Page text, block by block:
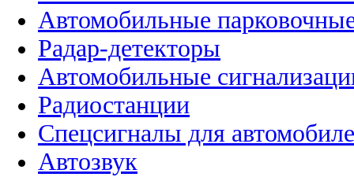
Автомобильные
Радар-детекторы
Автомобильные
Радиостанции
Спецсигналы для
Автозвук